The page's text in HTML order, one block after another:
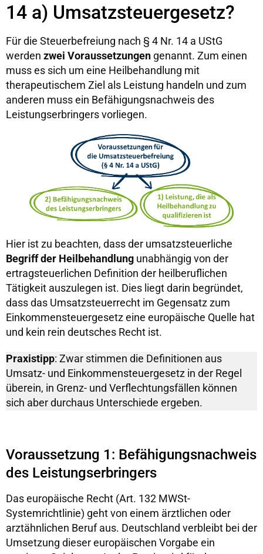
14 a) Umsatzsteuergesetz?
Für die Steuerbefreiung nach § 4 Nr. 14 a UStG
werden zwei Voraussetzungen genannt. Zum einen
muss es sich um eine Heilbehandlung mit
therapeutischem Ziel als Leistung handeln und zum
anderen muss ein Befähigungsnachweis des
Leistungserbringers vorliegen.
Hier ist zu beachten, dass der umsatzsteuerliche
Begriff der Heilbehandlung unabhängig von der
ertragsteuerlichen Definition der heilberuflichen
Tätigkeit auszulegen ist. Dies liegt darin begründet,
dass das Umsatzsteuerrecht im Gegensatz zum
Einkommensteuergesetz eine europäische Quelle hat
und kein rein deutsches Recht ist.
Praxistipp: Zwar stimmen die Definitionen aus
Umsatz- und Einkommensteuergesetz in der Regel
überein, in Grenz- und Verflechtungsfällen können
sich aber durchaus Unterschiede ergeben.
Voraussetzung 1: Befähigungsnachweis
des Leistungserbringers
Das europäische Recht (Art. 132 MWSt-
Systemrichtlinie) geht von einem ärztlichen oder
arztähnlichen Beruf aus. Deutschland verbleibt bei der
Umsetzung dieser europäischen Vorgabe ein